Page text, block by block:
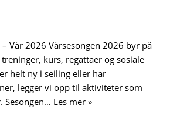
Vår 2026 Vårsesongen 2026 byr på
kurs, regattaer og sosiale
helt ny i seiling eller har
legger vi opp til aktiviteter som
Sesongen… Les mer »